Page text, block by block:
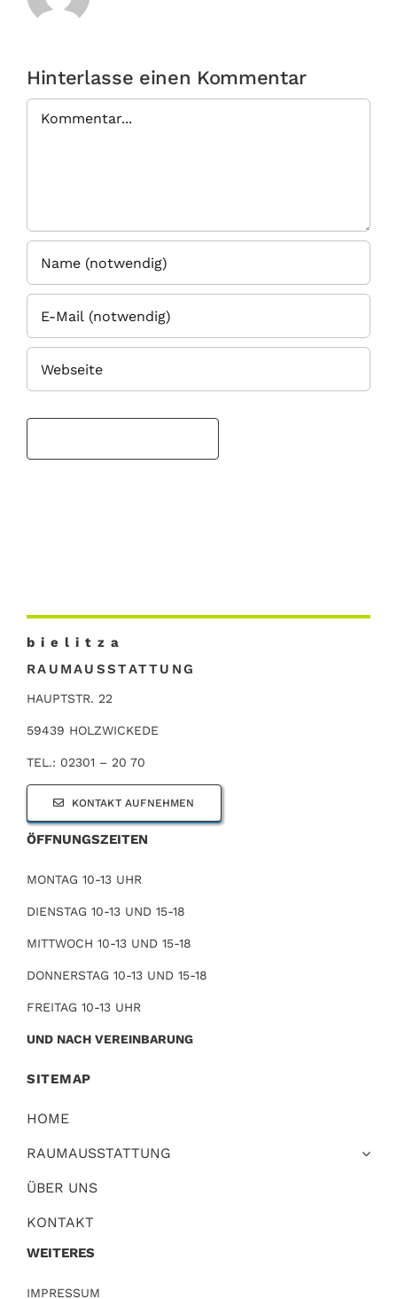
Hinterlasse einen Kommentar
b i e l i t z a
RAUMAUSSTATTUNG
HAUPTSTR. 22
59439 HOLZWICKEDE
TEL.: 02301 – 20 70
KONTAKT AUFNEHMEN
ÖFFNUNGSZEITEN
MONTAG 10-13 UHR
DIENSTAG 10-13 UND 15-18
MITTWOCH 10-13 UND 15-18
DONNERSTAG 10-13 UND 15-18
FREITAG 10-13 UHR
UND NACH VEREINBARUNG
SITEMAP
HOME
RAUMAUSSTATTUNG
ÜBER UNS
KONTAKT
WEITERES
IMPRESSUM